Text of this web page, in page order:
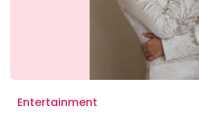
Entertainment